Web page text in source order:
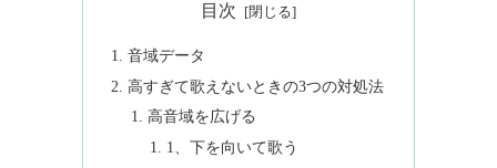
目次
音域データ
高すぎて歌えないときの3つの対処法
高音域を広げる
1、下を向いて歌う